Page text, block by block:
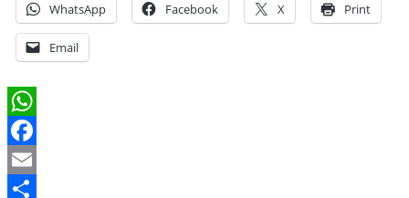
WhatsApp Facebook X Print
Email
WhatsApp
Facebook
Email